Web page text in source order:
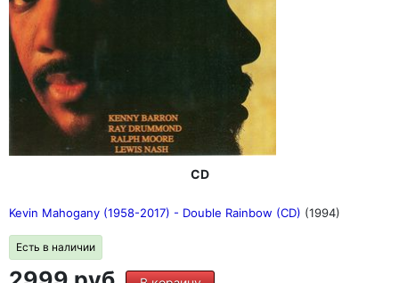
CD
Kevin Mahogany (1958-2017) - Double Rainbow (CD) (1994)
Есть в наличии